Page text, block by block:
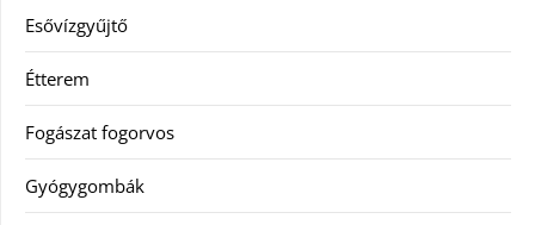
Esővízgyűjtő
Étterem
Fogászat fogorvos
Gyógygombák